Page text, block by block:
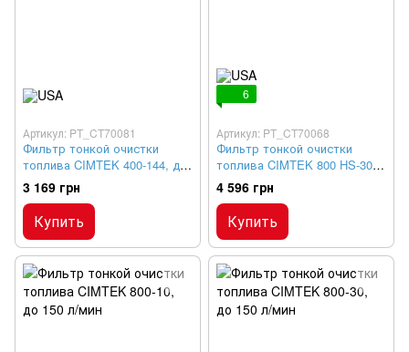
Артикул: PT_CT70081
Фильтр тонкой очистки
топлива CIMTEK 400-144, до
80 л/мин
3 169 грн
Купить
6
Артикул: PT_CT70068
Фильтр тонкой очистки
топлива CIMTEK 800 HS-30,
до 110 л/мин
4 596 грн
Купить